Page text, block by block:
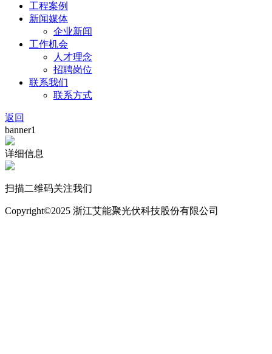
工程案例
新闻媒体
企业新闻
工作机会
人才理念
招聘岗位
联系我们
联系方式
返回
banner1
详细信息
扫描二维码关注我们
Copyright©2025 浙江艾能聚光伏科技股份有限公司